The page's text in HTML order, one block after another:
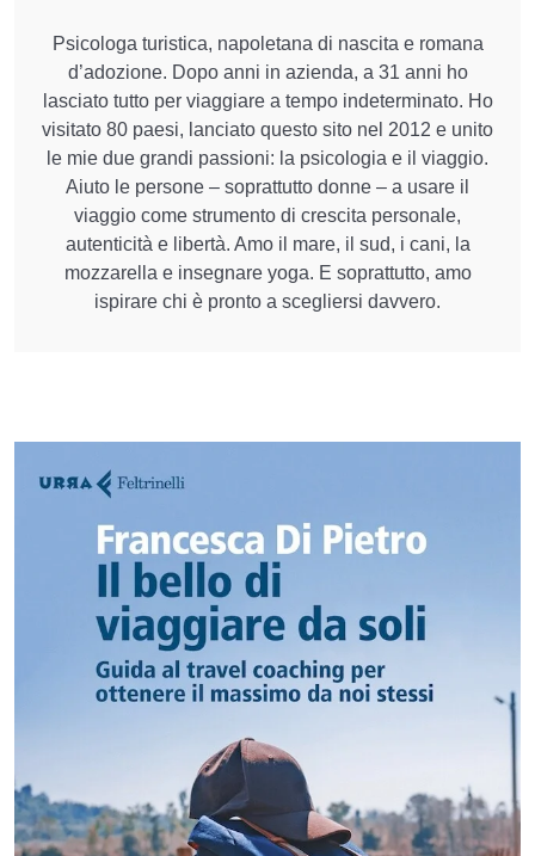
Psicologa turistica, napoletana di nascita e romana
d’adozione. Dopo anni in azienda, a 31 anni ho
lasciato tutto per viaggiare a tempo indeterminato. Ho
visitato 80 paesi, lanciato questo sito nel 2012 e unito
le mie due grandi passioni: la psicologia e il viaggio.
Aiuto le persone – soprattutto donne – a usare il
viaggio come strumento di crescita personale,
autenticità e libertà. Amo il mare, il sud, i cani, la
mozzarella e insegnare yoga. E soprattutto, amo
ispirare chi è pronto a scegliersi davvero.